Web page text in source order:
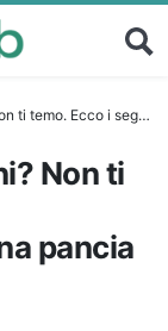
e ottenere una pancia piatta!
Non ti
pancia